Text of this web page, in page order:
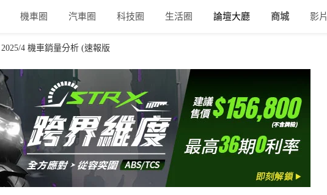
機車圈 汽車圈 科技圈 生活圈 論壇大廳 商城 影片
2025/4 機車銷量分析 (速報版